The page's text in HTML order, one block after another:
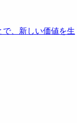
、新しい価値を生